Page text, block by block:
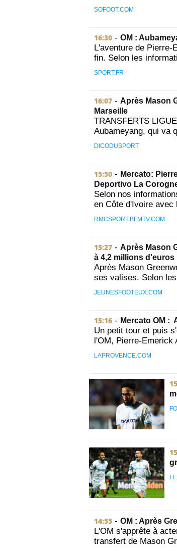
SOFOOT.COM
16:30 - OM :
L'aventure de Pierre-
fin. Selon les
SPORT.FR
16:07 - Après Mason
Marseille
TRANSFERTS
Aubameyang, qui va
DICODUSPORT
15:50 - Mercato:
Deportivo La
Selon nos
en Côte d'Ivoire avec
RMCSPORT.BFMTV.COM
15:27 - Après Mason
à 4,2 millions d'euros
Après Mason
ses valises. Selon
JEUNESFOOTEUX.COM
15:16 - Mercato OM :
Un petit tour et puis
l'OM, Pierre-Emerick
LAPROVENCE.COM
14:55 - OM : Après
L'OM s'apprête à
transfert de Mason